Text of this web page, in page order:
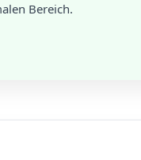
Bereich.